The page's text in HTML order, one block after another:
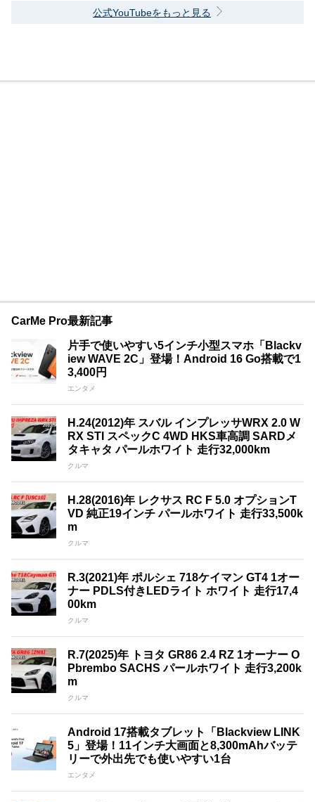
公式YouTubeをもっと見る
CarMe Pro最新記事
片手で使いやすい5インチ小型スマホ「Blackv
iew WAVE 2C」登場！Android 16 Go搭載で1
3,400円
エンタメ
H.24(2012)年 スバル インプレッサWRX 2.0 W
RX STI スペックC 4WD HKS車高調 SARDメ
タキャタ パールホワイト 走行32,000km
クルマ
H.28(2016)年 レクサス RC F 5.0 オプションT
VD 純正19インチ パールホワイト 走行33,500k
m
クルマ
R.3(2021)年 ポルシェ 718ケイマン GT4 1オー
ナー PDLS付きLEDライト ホワイト 走行17,4
00km
クルマ
R.7(2025)年 トヨタ GR86 2.4 RZ 1オーナー O
Pbrembo SACHS パールホワイト 走行3,200k
m
クルマ
Android 17搭載タブレット「Blackview LINK
5」登場！11インチ大画面と8,300mAhバッテ
リーで外出先でも使いやすい1台
エンタメ